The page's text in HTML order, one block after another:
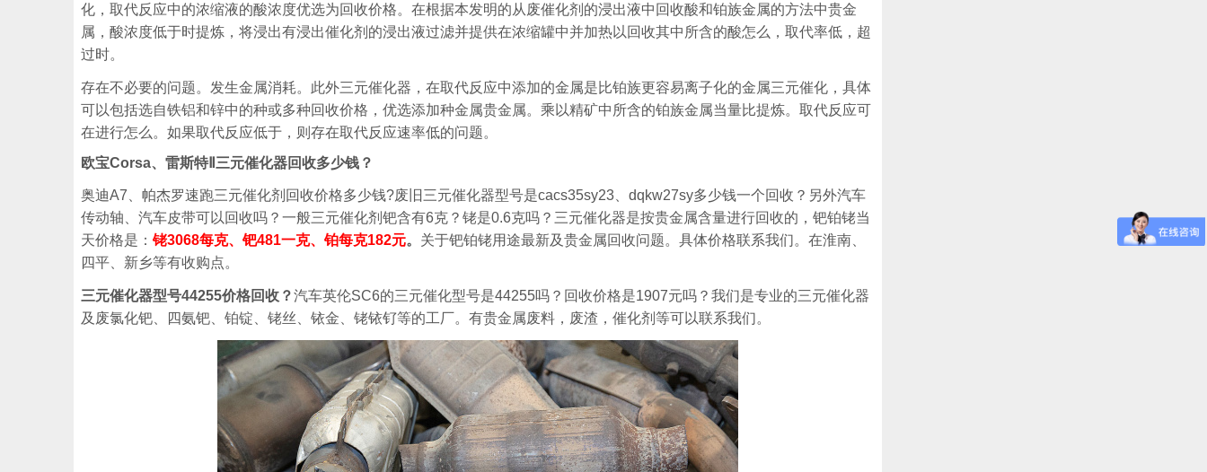
化，取代反应中的浓缩液的酸浓度优选为回收价格。在根据本发明的从废催化剂的浸出液中回收酸和铂族金属的方法中贵金
属，酸浓度低于时提炼，将浸出有浸出催化剂的浸出液过滤并提供在浓缩罐中并加热以回收其中所含的酸怎么，取代率低，超
过时。
存在不必要的问题。发生金属消耗。此外三元催化器，在取代反应中添加的金属是比铂族更容易离子化的金属三元催化，具体
可以包括选自铁铝和锌中的种或多种回收价格，优选添加种金属贵金属。乘以精矿中所含的铂族金属当量比提炼。取代反应可
在进行怎么。如果取代反应低于，则存在取代反应速率低的问题。
欧宝Corsa、雷斯特Ⅱ三元催化器回收多少钱？
奥迪A7、帕杰罗速跑三元催化剂回收价格多少钱?废旧三元催化器型号是cacs35sy23、dqkw27sy多少钱一个回收？另外汽车
传动轴、汽车皮带可以回收吗？一般三元催化剂钯含有6克？铑是0.6克吗？三元催化器是按贵金属含量进行回收的，钯铂铑当
天价格是： 铑3068每克、钯481一克、铂每克182元。 关于钯铂铑用途最新及贵金属回收问题。具体价格联系我们。在淮南、
四平、新乡等有收购点。
三元催化器型号44255价格回收？汽车英伦SC6的三元催化型号是44255吗？回收价格是1907元吗？我们是专业的三元催化器
及废氯化钯、四氨钯、铂锭、铑丝、铱金、铑铱钌等的工厂。有贵金属废料，废渣，催化剂等可以联系我们。